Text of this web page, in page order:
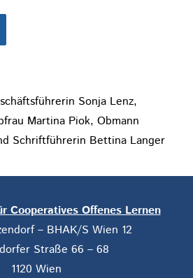
Sonja Lenz,
Martina Piok, Obmann
Schriftführerin Bettina Langer
Cooperatives Offenes Lernen
– BHAK/S Wien 12
Straße 66 – 68
1120 Wien